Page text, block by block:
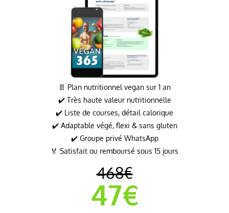
📄 Plan nutritionnel vegan sur 1 an
✔️ Très haute valeur nutritionnelle
✔️ Liste de courses, détail calorique
✔️ Adaptable végé, flexi & sans gluten
✔️ Groupe privé WhatsApp
🏅 Satisfait ou remboursé sous 15 jours
468€
47€